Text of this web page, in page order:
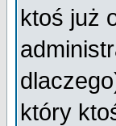
ktoś już
który